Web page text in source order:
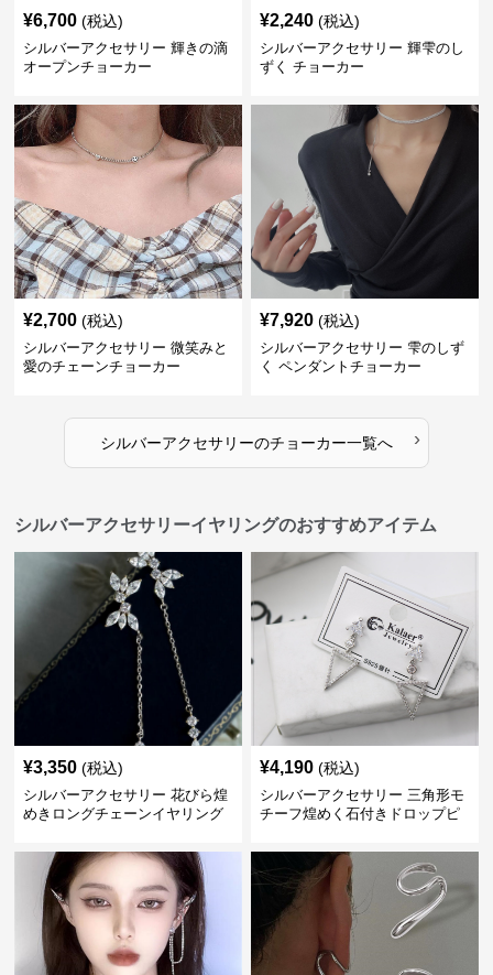
¥6,700 (税込)
シルバーアクセサリー 輝きの滴
オープンチョーカー
¥2,240 (税込)
シルバーアクセサリー 輝雫のし
ずく チョーカー
¥2,700 (税込)
シルバーアクセサリー 微笑みと
愛のチェーンチョーカー
¥7,920 (税込)
シルバーアクセサリー 雫のしず
く ペンダントチョーカー
シルバーアクセサリーのチョーカー一覧へ ›
シルバーアクセサリーイヤリングのおすすめアイテム
¥3,350 (税込)
シルバーアクセサリー 花びら煌
めきロングチェーンイヤリング
¥4,190 (税込)
シルバーアクセサリー 三角形モ
チーフ煌めく石付きドロップピ